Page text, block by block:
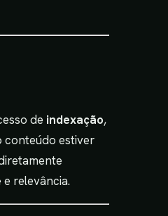
de indexação,
conteúdo estiver
e relevância.